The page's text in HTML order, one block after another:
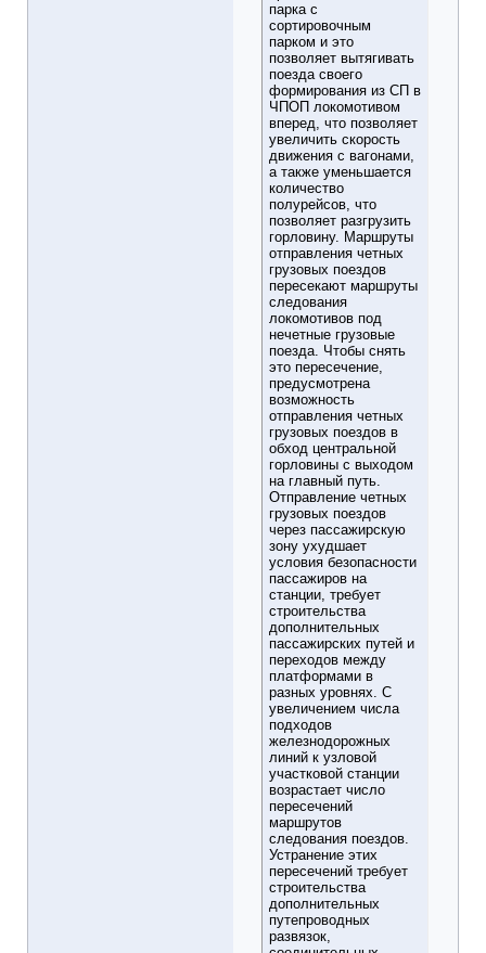
парка с
сортировочным
парком и это
позволяет вытягивать
поезда своего
формирования из СП в
ЧПОП локомотивом
вперед, что позволяет
увеличить скорость
движения с вагонами,
а также уменьшается
количество
полурейсов, что
позволяет разгрузить
горловину. Маршруты
отправления четных
грузовых поездов
пересекают маршруты
следования
локомотивов под
нечетные грузовые
поезда. Чтобы снять
это пересечение,
предусмотрена
возможность
отправления четных
грузовых поездов в
обход центральной
горловины с выходом
на главный путь.
Отправление четных
грузовых поездов
через пассажирскую
зону ухудшает
условия безопасности
пассажиров на
станции, требует
строительства
дополнительных
пассажирских путей и
переходов между
платформами в
разных уровнях. С
увеличением числа
подходов
железнодорожных
линий к узловой
участковой станции
возрастает число
пересечений
маршрутов
следования поездов.
Устранение этих
пересечений требует
строительства
дополнительных
путепроводных
развязок,